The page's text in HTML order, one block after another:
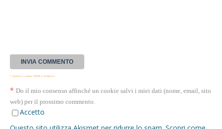
* Questa casella GDPR è richiesta
* Do il mio consenso affinché un cookie salvi i miei dati (nome, email, sito
web) per il prossimo commento.
Accetto